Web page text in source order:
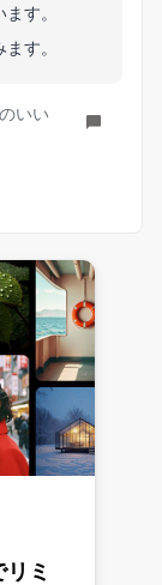
す。
す。
いい
ミ